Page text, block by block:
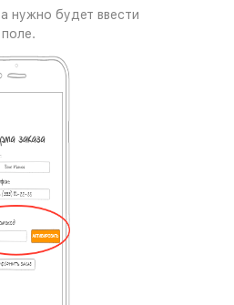
нужно будет ввести